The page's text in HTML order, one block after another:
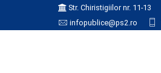
Str. Chiristigiilor nr. 11-13
infopublice@ps2.ro